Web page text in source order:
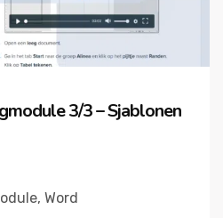
3/3 – Sjablonen
, Word